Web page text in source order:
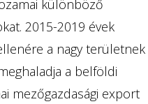
különböző
2015-2019 évek
a nagy területnek
a belföldi
mezőgazdasági export